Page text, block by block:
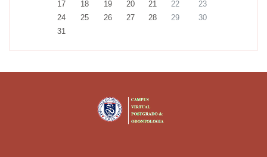
17 18 19 20 21 22
23
24
25 26 27 28 29
30
31